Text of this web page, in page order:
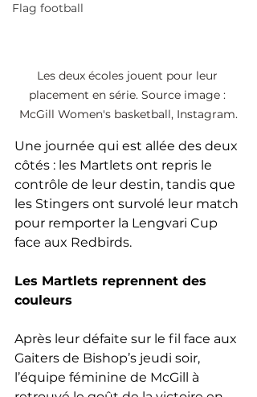
Flag football
Les deux écoles jouent pour leur
placement en série. Source image :
McGill Women's basketball, Instagram.
Une journée qui est allée des deux
côtés : les Martlets ont repris le
contrôle de leur destin, tandis que
les Stingers ont survolé leur match
pour remporter la Lengvari Cup
face aux Redbirds.
Les Martlets reprennent des
couleurs
Après leur défaite sur le fil face aux
Gaiters de Bishop’s jeudi soir,
l’équipe féminine de McGill à